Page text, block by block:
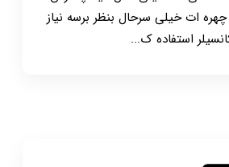
ات خیلی سرحال بنظر برسه نیاز
استفاده ک...